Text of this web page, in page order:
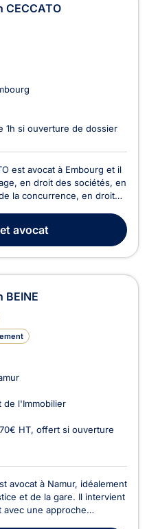
CECCATO
1h si ouverture de dossier
est avocat à Embourg et il
en droit des sociétés, en
la concurrence, en droit
vous offre ses
l...
avocat
BEINE
de l'Immobilier
HT, offert si ouverture
avocat à Namur, idéalement
et de la gare. Il intervient
avec une approche